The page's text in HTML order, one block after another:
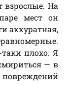
взрослые. На
мест он
аккуратная,
таки плохо. Я
— в
повреждений